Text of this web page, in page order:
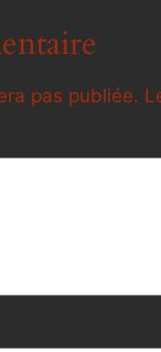
pas publiée.